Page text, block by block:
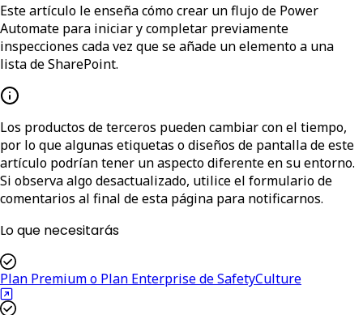
Este artículo le enseña cómo crear un flujo de Power
Automate para iniciar y completar previamente
inspecciones cada vez que se añade un elemento a una
lista de SharePoint.
Los productos de terceros pueden cambiar con el tiempo,
por lo que algunas etiquetas o diseños de pantalla de este
artículo podrían tener un aspecto diferente en su entorno.
Si observa algo desactualizado, utilice el formulario de
comentarios al final de esta página para notificarnos.
Lo que necesitarás
Plan Premium o Plan Enterprise de SafetyCulture